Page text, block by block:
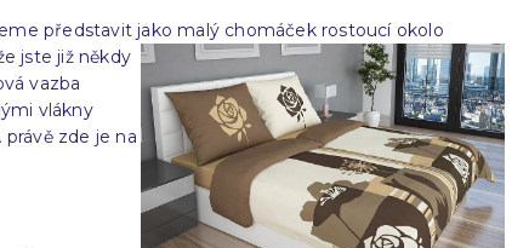
představit jako malý chomáček rostoucí okolo
jste již někdy
vazba
vlákny
zde je na